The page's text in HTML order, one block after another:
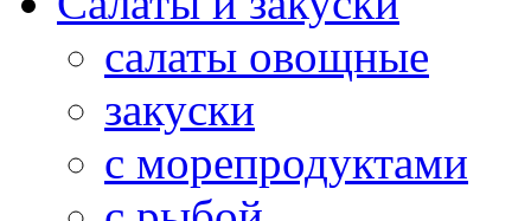
салаты овощные
закуски
с морепродуктами